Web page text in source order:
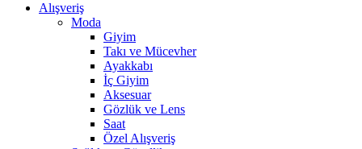
Alışveriş
Moda
Giyim
Takı ve Mücevher
Ayakkabı
İç Giyim
Aksesuar
Gözlük ve Lens
Saat
Özel Alışveriş